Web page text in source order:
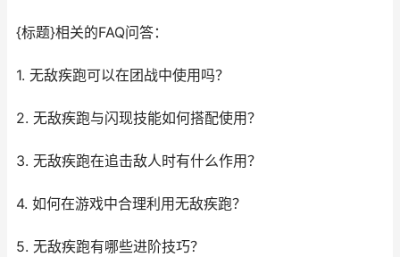
{标题}相关的FAQ问答：
1. 无敌疾跑可以在团战中使用吗？
2. 无敌疾跑与闪现技能如何搭配使用？
3. 无敌疾跑在追击敌人时有什么作用？
4. 如何在游戏中合理利用无敌疾跑？
5. 无敌疾跑有哪些进阶技巧？